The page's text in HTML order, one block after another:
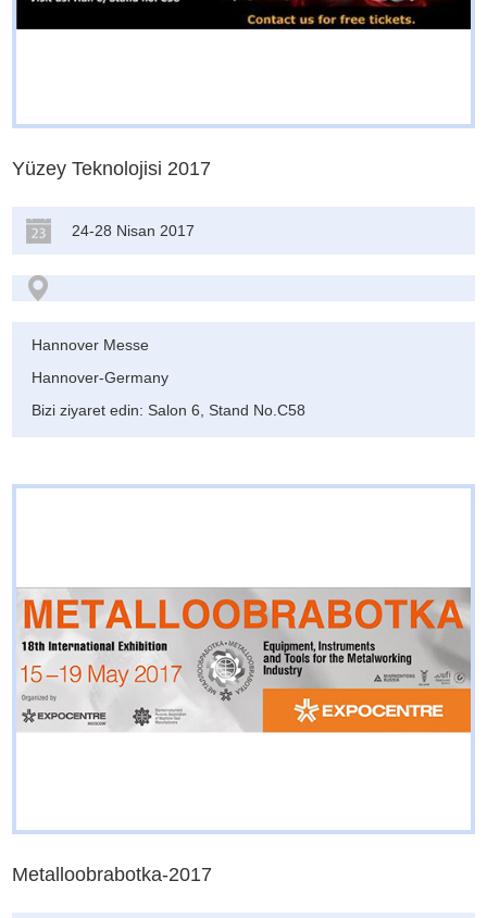
Yüzey Teknolojisi 2017
24-28 Nisan 2017
Hannover Messe
Hannover-Germany
Bizi ziyaret edin: Salon 6, Stand No.C58
Metalloobrabotka-2017